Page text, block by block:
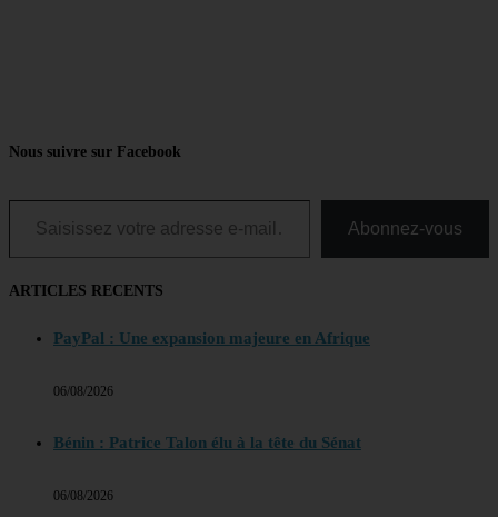
Nous suivre sur Facebook
Saisissez votre adresse e-mail…
Abonnez-vous
ARTICLES RECENTS
PayPal : Une expansion majeure en Afrique
06/08/2026
Bénin : Patrice Talon élu à la tête du Sénat
06/08/2026